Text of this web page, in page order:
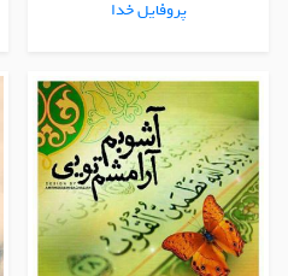
پروفایل خدا